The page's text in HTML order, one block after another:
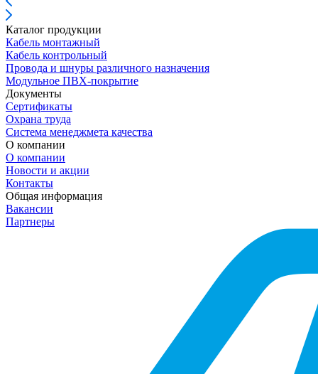
Каталог продукции
Кабель монтажный
Кабель контрольный
Провода и шнуры различного назначения
Модульное ПВХ-покрытие
Документы
Сертификаты
Охрана труда
Система менеджмета качества
О компании
О компании
Новости и акции
Контакты
Общая информация
Вакансии
Партнеры